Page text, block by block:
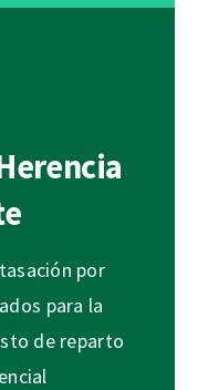
por
para la
de reparto